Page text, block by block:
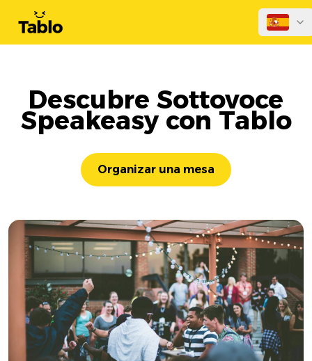
Descubre Sottovoce
Speakeasy con Tablo
Organizar una mesa